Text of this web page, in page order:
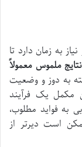
به زمان دارد تا
ملموس معمولاً
به دوز و وضعیت
مکمل یک فرآیند
به فواید مطلوب،
است دیرتر از